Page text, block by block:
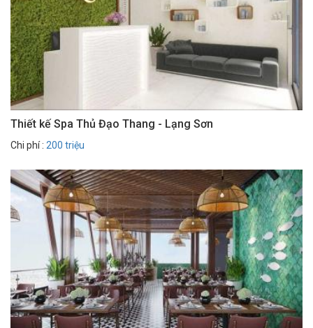
Thiết kế Spa Thủ Đạo Thang - Lạng Sơn
Chi phí : 200 triệu